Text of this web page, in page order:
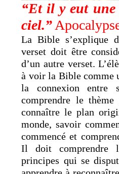
“Et il y eut une
ciel.”
La Bible s’explique
verset doit être
d’un autre verset.
à voir la Bible comme
la connexion entre
comprendre le
connaître le plan
monde, savoir
commencé et
Il doit comprendre
principes qui se